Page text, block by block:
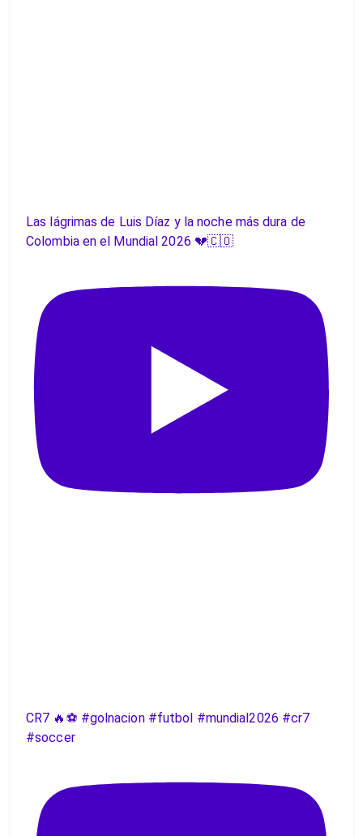
Las lágrimas de Luis Díaz y la noche más dura de
Colombia en el Mundial 2026 💔🇨🇴
CR7 🔥⚽️ #golnacion #futbol #mundial2026 #cr7
#soccer